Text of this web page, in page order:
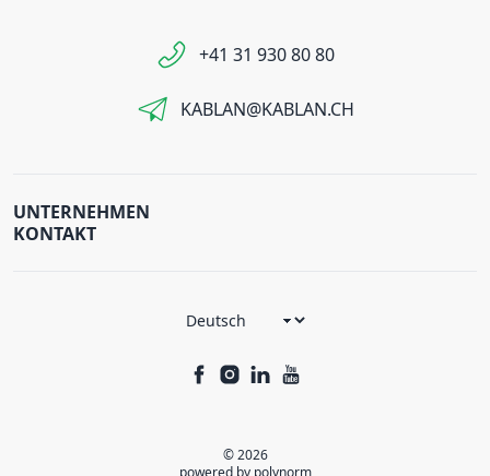
+41 31 930 80 80
KABLAN@KABLAN.CH
UNTERNEHMEN
KONTAKT
© 2026
powered by polynorm